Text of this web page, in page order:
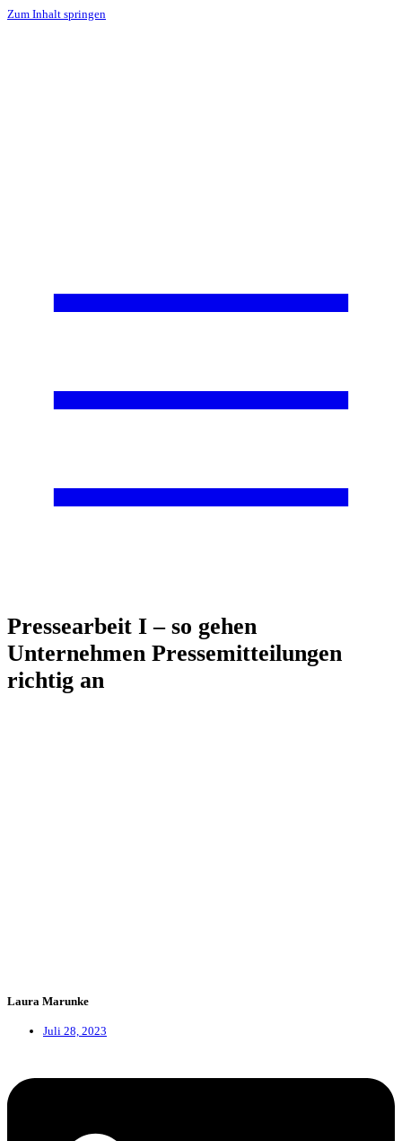
Zum Inhalt springen
Pressearbeit I – so gehen
Unternehmen Pressemitteilungen
richtig an
Laura Marunke
Juli 28, 2023